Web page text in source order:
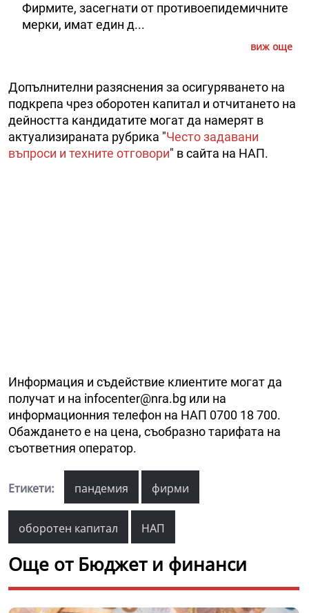
Фирмите, засегнати от противоепидемичните
мерки, имат един д...
виж още
Допълнителни разяснения за осигуряването на
подкрепа чрез оборотен капитал и отчитането на
дейността кандидатите могат да намерят в
актуализираната рубрика "Често задавани
въпроси и техните отговори" в сайта на НАП.
Информация и съдействие клиентите могат да
получат и на infocenter@nra.bg или на
информационния телефон на НАП 0700 18 700.
Обаждането е на цена, съобразно тарифата на
съответния оператор.
Етикети: пандемия фирми
оборотен капитал НАП
Още от Бюджет и финанси